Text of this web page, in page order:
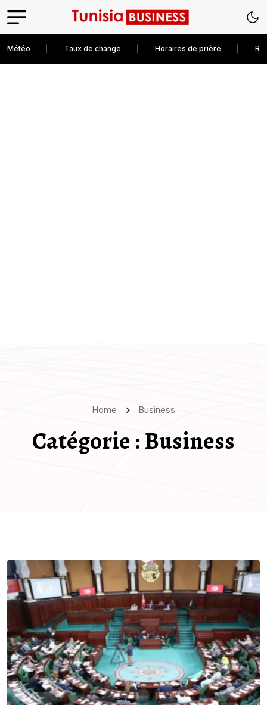
Météo Taux de change Horaires de prière
Home Business
Catégorie :Business